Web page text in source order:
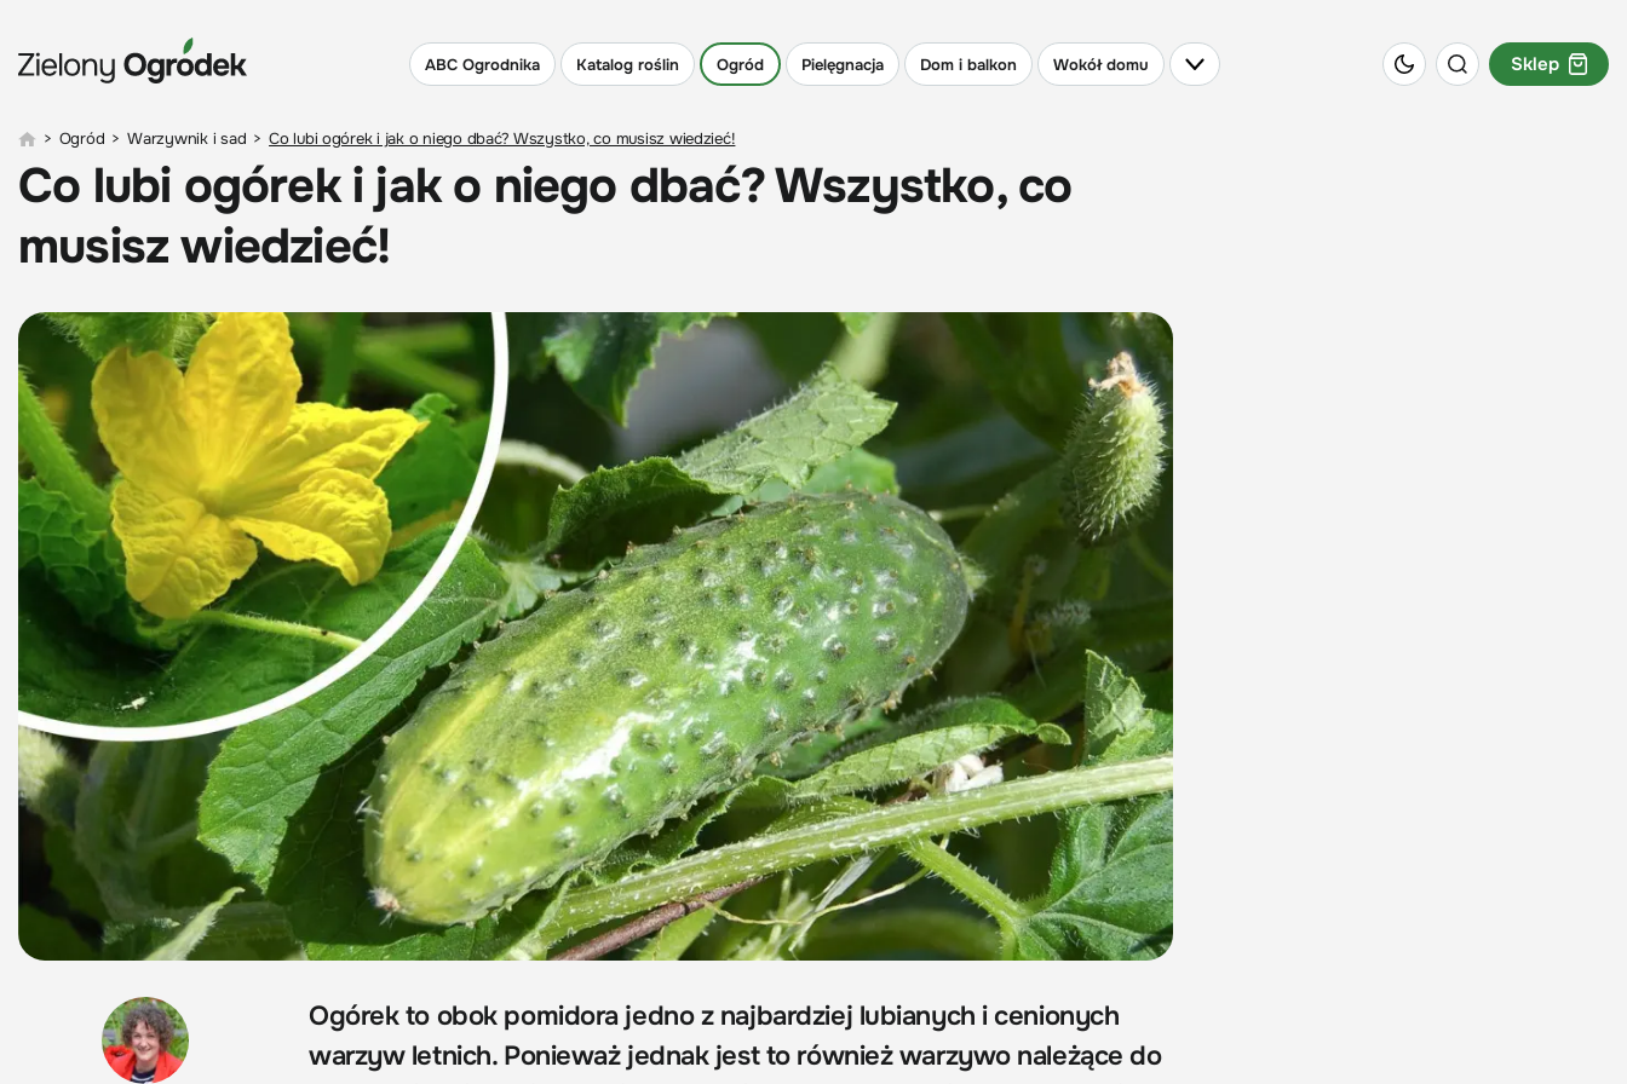
ABC Ogrodnika Katalog roślin Ogród Pielęgnacja Dom i balkon Wokół domu Sklep
> Ogród > Warzywnik i sad > Co lubi ogórek i jak o niego dbać? Wszystko, co musisz wiedzieć!
Co lubi ogórek i jak o niego dbać? Wszystko, co
musisz wiedzieć!
Ogórek to obok pomidora jedno z najbardziej lubianych i cenionych
warzyw letnich. Ponieważ jednak jest to również warzywo należące do